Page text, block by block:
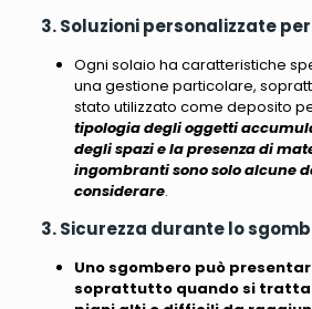
3. Soluzioni personalizzate
Ogni solaio ha caratteristiche
una gestione particolare,
stato utilizzato come deposito
tipologia degli oggetti
degli spazi e la presenza di
ingombranti sono solo alcune
considerare.
3. Sicurezza durante lo
Uno sgombero può
soprattutto quando si tratta